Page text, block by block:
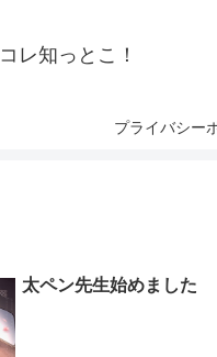
コレ知っとこ！
プライバシー
太ペン先生始めました